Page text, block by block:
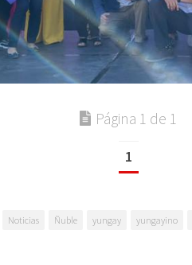
Página 1 de 1
1
Noticias Ñuble yungay yungayino